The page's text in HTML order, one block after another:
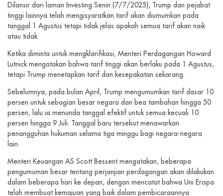
Dilansir dari laman Investing Senin (7/7/2025), Trump dan pejabat
tinggi lainnya telah mengisyaratkan tarif akan diumumkan pada
tanggal 1 Agustus tetapi tidak jelas apakah semua tarif akan naik
atau tidak.
Ketika diminta untuk mengklarifikasi, Menteri Perdagangan Howard
Lutnick mengatakan bahwa tarif tinggi akan berlaku pada 1 Agustus,
tetapi Trump menetapkan tarif dan kesepakatan sekarang.
Sebelumnya, pada bulan April, Trump mengumumkan tarif dasar 10
persen untuk sebagian besar negara dan bea tambahan hingga 50
persen, lalu ia menunda tanggal efektif untuk semua kecuali 10
persen hingga 9 Juli. Tanggal baru tersebut menawarkan
penangguhan hukuman selama tiga minggu bagi negara-negara
lain.
Menteri Keuangan AS Scott Bessent mengatakan, beberapa
pengumuman besar tentang perjanjian perdagangan akan dilakukan
dalam beberapa hari ke depan, dengan mencatat bahwa Uni Eropa
telah membuat kemajuan yang baik dalam pembicaraannya.